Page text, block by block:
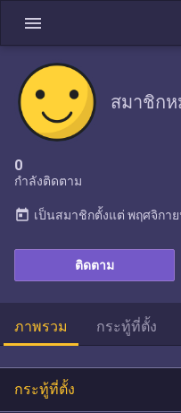
menu
สมาชิกห
0
กำลังติดตาม
ติดตาม
today เป็นสมาชิกตั้งแต่ พฤศจิกา
ภาพรวม กระทู้ที่ตั้ง
กระทู้ที่ตั้ง